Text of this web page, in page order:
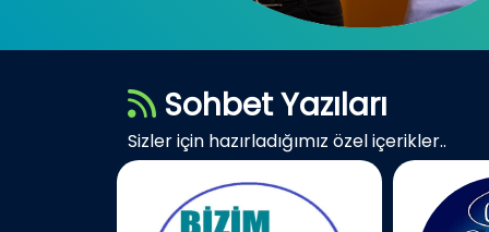
Sohbet Yazıları
Sizler için hazırladığımız özel içerikler..